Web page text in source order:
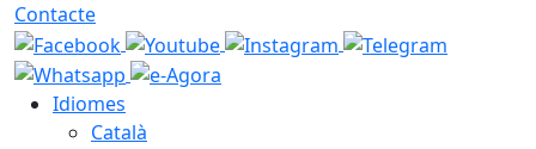
Contacte
Idiomes
Català